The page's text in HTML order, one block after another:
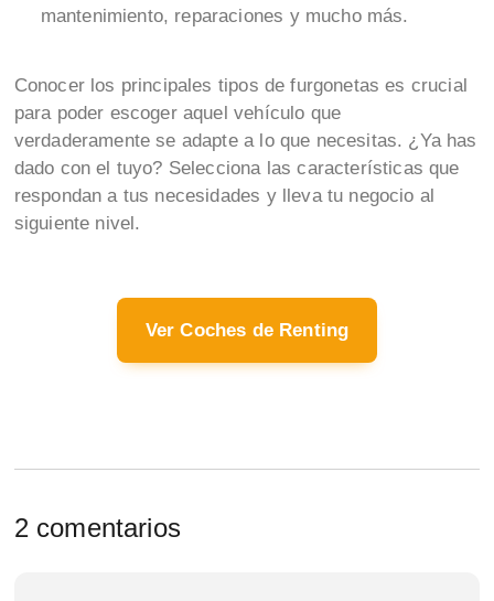
mantenimiento, reparaciones y mucho más.
Conocer los principales tipos de furgonetas es crucial
para poder escoger aquel vehículo que
verdaderamente se adapte a lo que necesitas. ¿Ya has
dado con el tuyo? Selecciona las características que
respondan a tus necesidades y lleva tu negocio al
siguiente nivel.
Ver Coches de Renting
2 comentarios